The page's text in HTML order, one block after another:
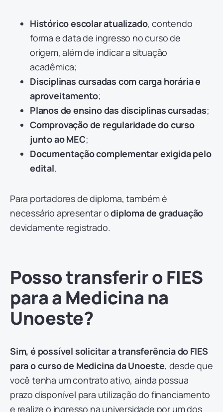
Histórico escolar atualizado, contendo
forma e data de ingresso no curso de
origem, além de indicar a situação
acadêmica;
Disciplinas cursadas com carga horária e
aproveitamento;
Planos de ensino das disciplinas cursadas;
Comprovação de regularidade do curso
junto ao MEC;
Documentação complementar exigida pelo
edital.
Para portadores de diploma, também é
necessário apresentar odiploma de graduação
devidamente registrado.
Posso transferir o FIES
para a Medicina na
Unoeste?
Sim, é possível solicitar a transferência do FIES
para o curso de Medicina da Unoeste, desde que
você tenha um contrato ativo, ainda possua
prazo disponível para utilização do financiamento
e realize o ingresso na universidade por um dos